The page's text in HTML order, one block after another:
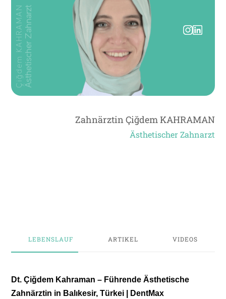
Sehen Sie Ihr neues Lächeln in 60 Sekunden!
Çiğdem KAHRAMANÄsthetischer Zahnarzt
Zahnärztin Çiğdem KAHRAMAN
Ästhetischer Zahnarzt
LEBENSLAUF ARTIKEL VIDEOS
Dt. Çiğdem Kahraman – Führende Ästhetische
Zahnärztin in Balıkesir, Türkei | DentMax